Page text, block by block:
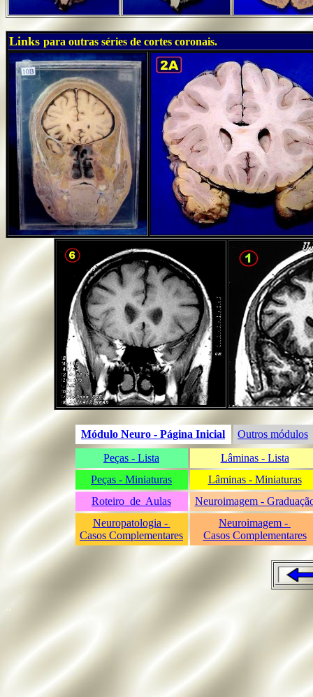
....
Links para outras séries de cortes coronais.
...
Módulo Neuro - Página Inicial
Outros módulos
Peças - Lista
Lâminas - Lista
Peças - Miniaturas
Lâminas - Miniaturas
Roteiro de Aulas
Neuroimagem -
Neuropatologia -
Casos Complementares
Neuroimagem -
Casos Complementares
..